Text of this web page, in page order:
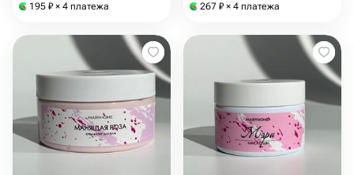
195 ₽ × 4 платежа 267 ₽ × 4 платежа